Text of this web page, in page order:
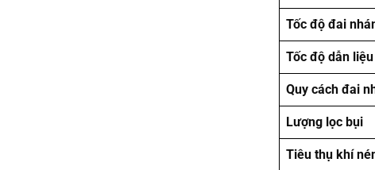
Tốc độ đai
Tốc độ dẫn liệu
Quy cách đai
Lượng lọc bụi
Tiêu thụ khí